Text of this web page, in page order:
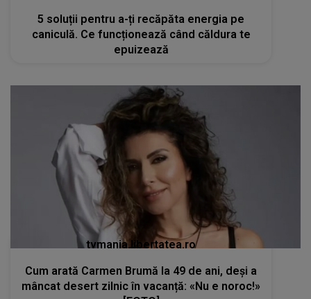
5 soluții pentru a-ți recăpăta energia pe
caniculă. Ce funcționează când căldura te
epuizează
tvmania.libertatea.ro
Cum arată Carmen Brumă la 49 de ani, deși a
mâncat desert zilnic în vacanță: «Nu e noroc!»